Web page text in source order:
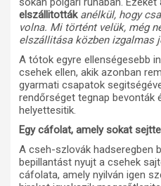
elszállitották anélkül, hogy
volna. Mi történt velük, még
elszállitása közben izgalmas
A tótok egyre ellenségesebb
csehek ellen, akik azonban
gyarmati csapatok
rendőrséget tegnap bevonták
helyettesitik.
Egy cáfolat, amely sokat
A cseh-szlovák hadseregben
bepillantást nyujt a csehek
cáfolata, amely nyilván igen